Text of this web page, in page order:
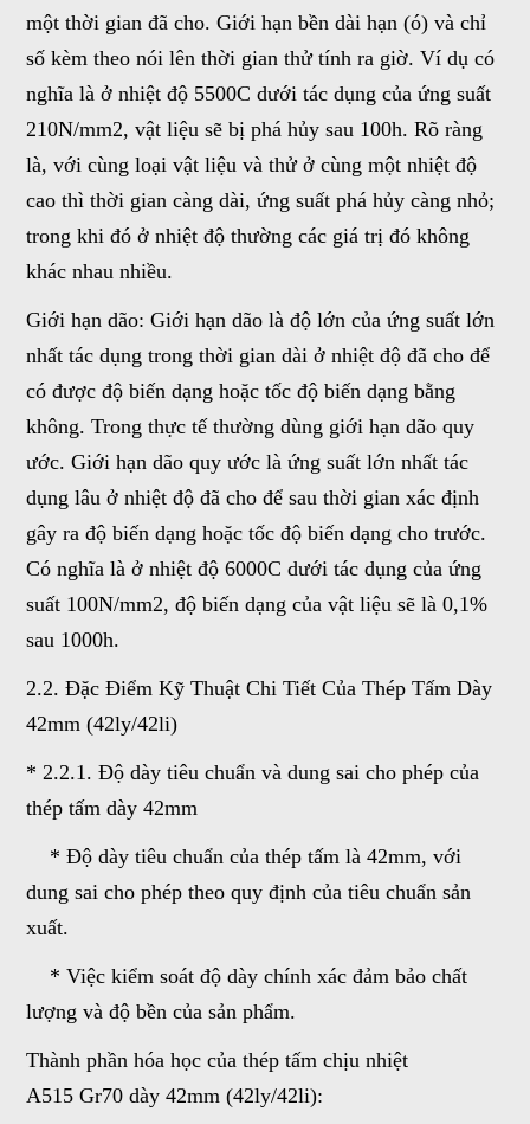
một thời gian đã cho. Giới hạn bền dài hạn (ó) và chỉ
số kèm theo nói lên thời gian thử tính ra giờ. Ví dụ có
nghĩa là ở nhiệt độ 5500C dưới tác dụng của ứng suất
210N/mm2, vật liệu sẽ bị phá hủy sau 100h. Rõ ràng
là, với cùng loại vật liệu và thử ở cùng một nhiệt độ
cao thì thời gian càng dài, ứng suất phá hủy càng nhỏ;
trong khi đó ở nhiệt độ thường các giá trị đó không
khác nhau nhiều.
Giới hạn dão: Giới hạn dão là độ lớn của ứng suất lớn
nhất tác dụng trong thời gian dài ở nhiệt độ đã cho để
có được độ biến dạng hoặc tốc độ biến dạng bằng
không. Trong thực tế thường dùng giới hạn dão quy
ước. Giới hạn dão quy ước là ứng suất lớn nhất tác
dụng lâu ở nhiệt độ đã cho để sau thời gian xác định
gây ra độ biến dạng hoặc tốc độ biến dạng cho trước.
Có nghĩa là ở nhiệt độ 6000C dưới tác dụng của ứng
suất 100N/mm2, độ biến dạng của vật liệu sẽ là 0,1%
sau 1000h.
2.2. Đặc Điểm Kỹ Thuật Chi Tiết Của Thép Tấm Dày
42mm (42ly/42li)
* 2.2.1. Độ dày tiêu chuẩn và dung sai cho phép của
thép tấm dày 42mm
* Độ dày tiêu chuẩn của thép tấm là 42mm, với
dung sai cho phép theo quy định của tiêu chuẩn sản
xuất.
* Việc kiểm soát độ dày chính xác đảm bảo chất
lượng và độ bền của sản phẩm.
Thành phần hóa học của thép tấm chịu nhiệt
A515 Gr70 dày 42mm (42ly/42li):